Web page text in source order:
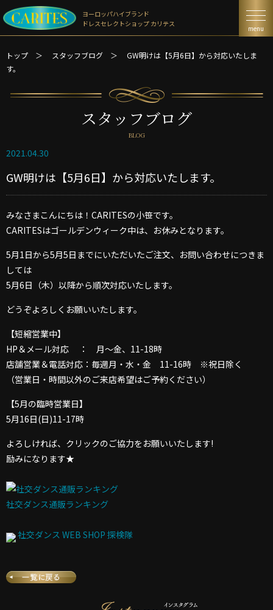
ヨーロッパハイブランド
ドレスセレクトショップ カリテス
menu
トップ ＞ スタッフブログ ＞
GW明けは【5月6日】から対応いたしま
す。
スタッフブログ
BLOG
2021.04.30
GW明けは【5月6日】から対応いたします。
みなさまこんにちは！CARITESの小笹です。
CARITESはゴールデンウィーク中は、お休みとなります。
5月1日から5月5日までにいただいたご注文、お問い合わせにつきま
しては
5月6日（木）以降から順次対応いたします。
どうぞよろしくお願いいたします。
【短縮営業中】
HP＆メール対応 ： 月〜金、11-18時
店舗営業＆電話対応：毎週月・水・金 11-16時 ※祝日除く
（営業日・時間以外のご来店希望はご予約ください）
【5月の臨時営業日】
5月16日(日)11-17時
よろしければ、クリックのご協力をお願いいたします!
励みになります★
社交ダンス通販ランキング
社交ダンス WEB SHOP 探検隊